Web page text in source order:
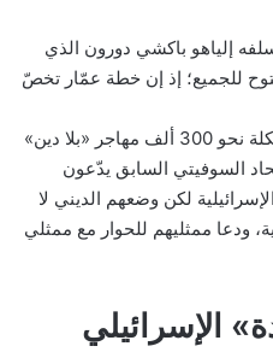
إلياهو باكشي دورون الذي
مفتوح للجميع؛ إذ إن خطة عمّار تخصّ
قال إن اقتراحه يهدف إلى حل مشكلة نحو 300 ألف مهاجر «بلا دين»
السوفيتي السابق يدّعون
لكن وضعهم الديني لا
ودعا ممثليهم للحوار مع ممثلي
الإسرائيلي